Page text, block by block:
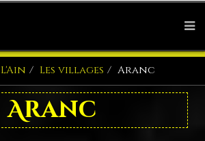
L'Ain Les villages Aranc
Aranc